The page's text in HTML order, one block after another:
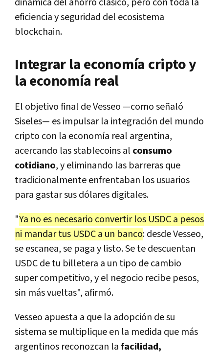
dinámica del ahorro clásico, pero con toda la
eficiencia y seguridad del ecosistema
blockchain.
Integrar la economía cripto y
la economía real
El objetivo final de Vesseo —como señaló
Siseles— es impulsar la integración del mundo
cripto con la economía real argentina,
acercando las stablecoins al consumo
cotidiano, y eliminando las barreras que
tradicionalmente enfrentaban los usuarios
para gastar sus dólares digitales.
"Ya no es necesario convertir los USDC a pesos
ni mandar tus USDC a un banco: desde Vesseo,
se escanea, se paga y listo. Se te descuentan
USDC de tu billetera a un tipo de cambio
super competitivo, y el negocio recibe pesos,
sin más vueltas", afirmó.
Vesseo apuesta a que la adopción de su
sistema se multiplique en la medida que más
argentinos reconozcan lafacilidad,